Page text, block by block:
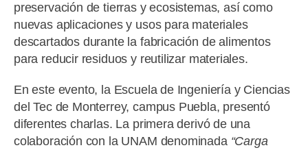
preservación de tierras y ecosistemas, así como
nuevas aplicaciones y usos para materiales
descartados durante la fabricación de alimentos
para reducir residuos y reutilizar materiales.
En este evento, la Escuela de Ingeniería y Ciencias
del Tec de Monterrey, campus Puebla, presentó
diferentes charlas. La primera derivó de una
colaboración con la UNAM denominada “Carga